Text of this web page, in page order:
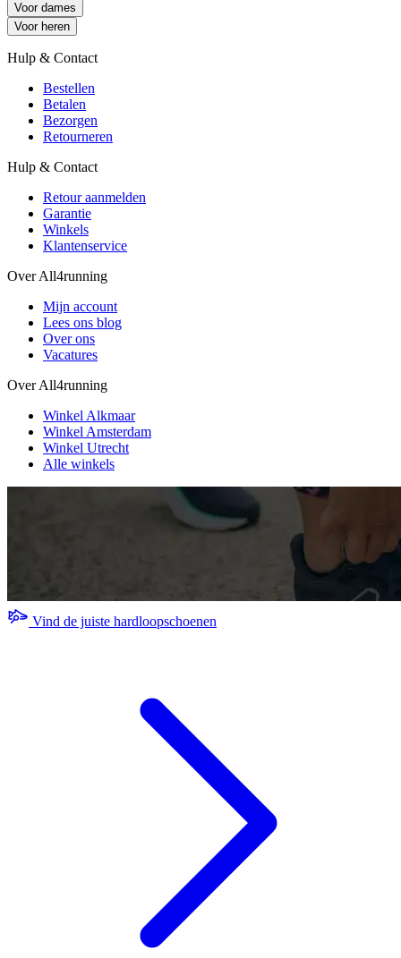
Voor dames
Voor heren
Hulp & Contact
Bestellen
Betalen
Bezorgen
Retourneren
Hulp & Contact
Retour aanmelden
Garantie
Winkels
Klantenservice
Over All4running
Mijn account
Lees ons blog
Over ons
Vacatures
Over All4running
Winkel Alkmaar
Winkel Amsterdam
Winkel Utrecht
Alle winkels
Vind de juiste hardloopschoenen